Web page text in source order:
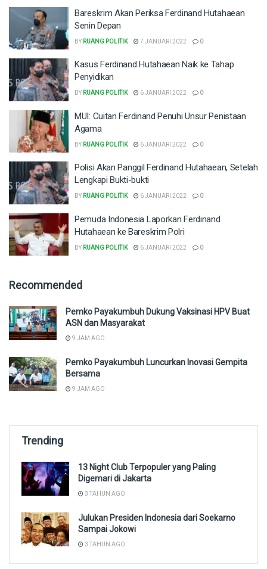
Bareskrim Akan Periksa Ferdinand Hutahaean
Senin Depan
BY RUANG POLITIK 7 JANUARI 2022 0
Kasus Ferdinand Hutahaean Naik ke Tahap
Penyidikan
BY RUANG POLITIK 6 JANUARI 2022 0
MUI: Cuitan Ferdinand Penuhi Unsur Penistaan
Agama
BY RUANG POLITIK 6 JANUARI 2022 0
Polisi Akan Panggil Ferdinand Hutahaean, Setelah
Lengkapi Bukti-bukti
BY RUANG POLITIK 6 JANUARI 2022 0
Pemuda Indonesia Laporkan Ferdinand
Hutahaean ke Bareskrim Polri
BY RUANG POLITIK 6 JANUARI 2022 0
Recommended
Pemko Payakumbuh Dukung Vaksinasi HPV Buat
ASN dan Masyarakat
9 JAM AGO
Pemko Payakumbuh Luncurkan Inovasi Gempita
Bersama
9 JAM AGO
Trending
13 Night Club Terpopuler yang Paling
Digemari di Jakarta
3 TAHUN AGO
Julukan Presiden Indonesia dari Soekarno
Sampai Jokowi
3 TAHUN AGO